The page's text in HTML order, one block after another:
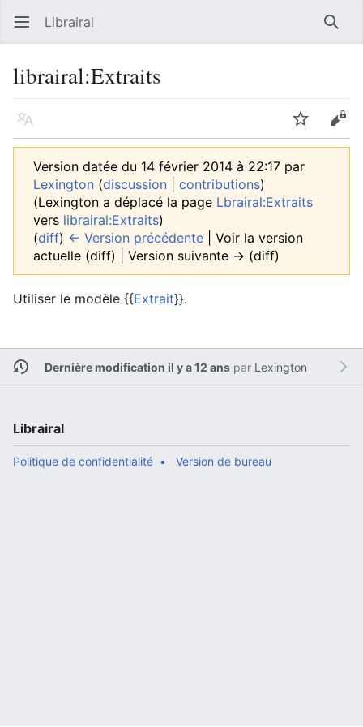
Ouvrir le menu principal Librairal
librairal:Extraits
Langue Suivre
Version datée du 14 février 2014 à 22:17 par
Lexington (discussion contributions)
(Lexington a déplacé la page Lbrairal:Extraits
vers librairal:Extraits)
(diff) ← Version précédente | Voir la version
actuelle (diff) | Version suivante → (diff)
Utiliser le modèle {{Extrait}}.
Dernière modification il y a 12 anspar Lexington
Librairal
Politique de confidentialité Version de bureau